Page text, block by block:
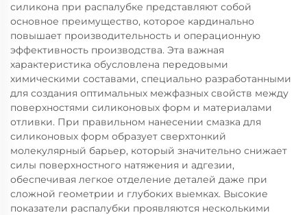
силикона при распалубке представляют собой
основное преимущество, которое кардинально
повышает производительность и операционную
эффективность производства. Эта важная
характеристика обусловлена передовыми
химическими составами, специально разработанными
для создания оптимальных межфазных свойств между
поверхностями силиконовых форм и материалами
отливки. При правильном нанесении смазка для
силиконовых форм образует сверхтонкий
молекулярный барьер, который значительно снижает
силы поверхностного натяжения и адгезии,
обеспечивая легкое отделение деталей даже при
сложной геометрии и глубоких выемках. Высокие
показатели распалубки проявляются несколькими